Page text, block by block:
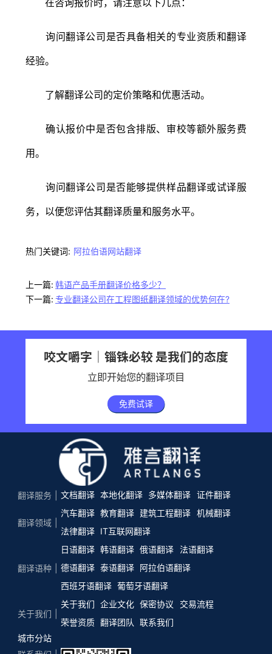
询问翻译公司是否具备相关的专业资质和翻译
经验。
了解翻译公司的定价策略和优惠活动。
确认报价中是否包含排版、审校等额外服务费
用。
询问翻译公司是否能够提供样品翻译或试译服
务，以便您评估其翻译质量和服务水平。
热门关键词: 阿拉伯语网站翻译
上一篇: 韩语产品手册翻译价格多少？
下一篇: 专业翻译公司在工程图纸翻译领域的优势何在?
咬文嚼字｜锱铢必较 是我们的态度
立即开始您的翻译项目
免费试译
翻译服务 文档翻译 本地化翻译 多媒体翻译 证件翻译
翻译领域
汽车翻译 教育翻译 建筑工程翻译 机械翻译
法律翻译
IT互联网翻译
翻译语种
日语翻译 韩语翻译 俄语翻译
法语翻译
德语翻译 泰语翻译 阿拉伯语翻译
西班牙语翻译 葡萄牙语翻译
关于我们
关于我们 企业文化 保密协议
交易流程
荣誉资质 翻译团队
联系我们
城市分站